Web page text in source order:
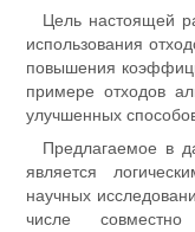
Цель настоящей
использования
повышения
примере отходов
улучшенных
Предлагаемое в
является
научных
числе